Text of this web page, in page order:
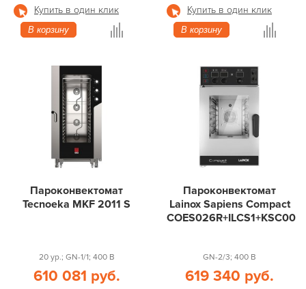
Купить в один клик
В корзину
Купить в один клик
В корзину
Пароконвектомат
Tecnoeka MKF 2011 S
20 ур.; GN-1/1; 400 В
610 081 руб.
Пароконвектомат
Lainox Sapiens Compact
GN-2/3; 400 В
619 340 руб.